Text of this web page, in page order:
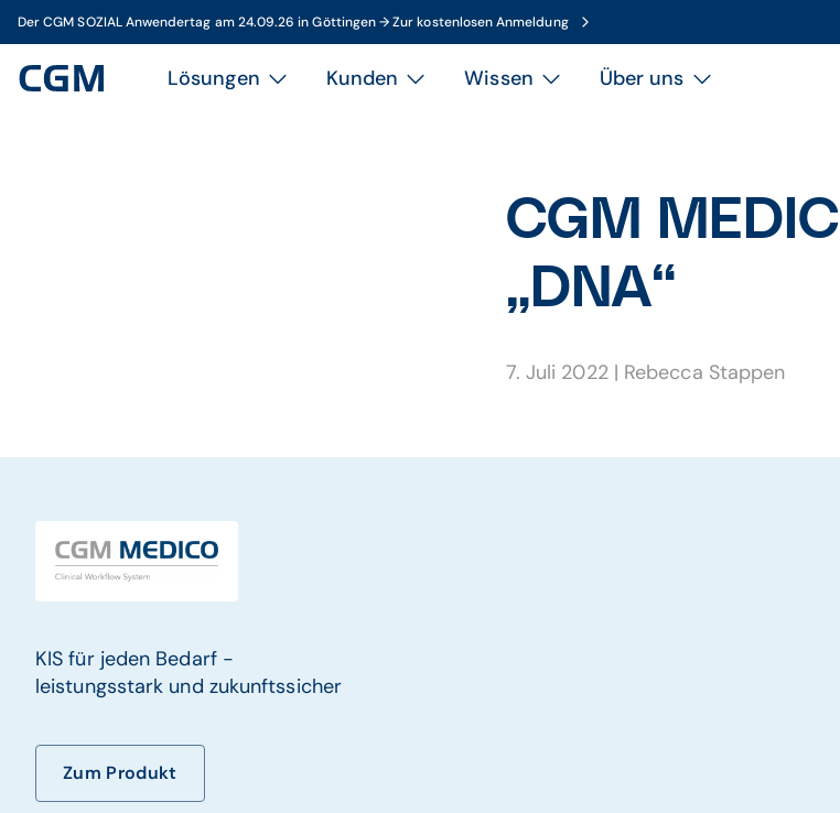
Der CGM SOZIAL Anwendertag am 24.09.26 in Göttingen → Zur kostenlosen Anmeldung
Lösungen Kunden Wissen Über uns
CGM
„DNA“
7. Juli 2022 | Rebecca Stappen
KIS für jeden Bedarf -
leistungsstark und zukunftssicher
Zum Produkt